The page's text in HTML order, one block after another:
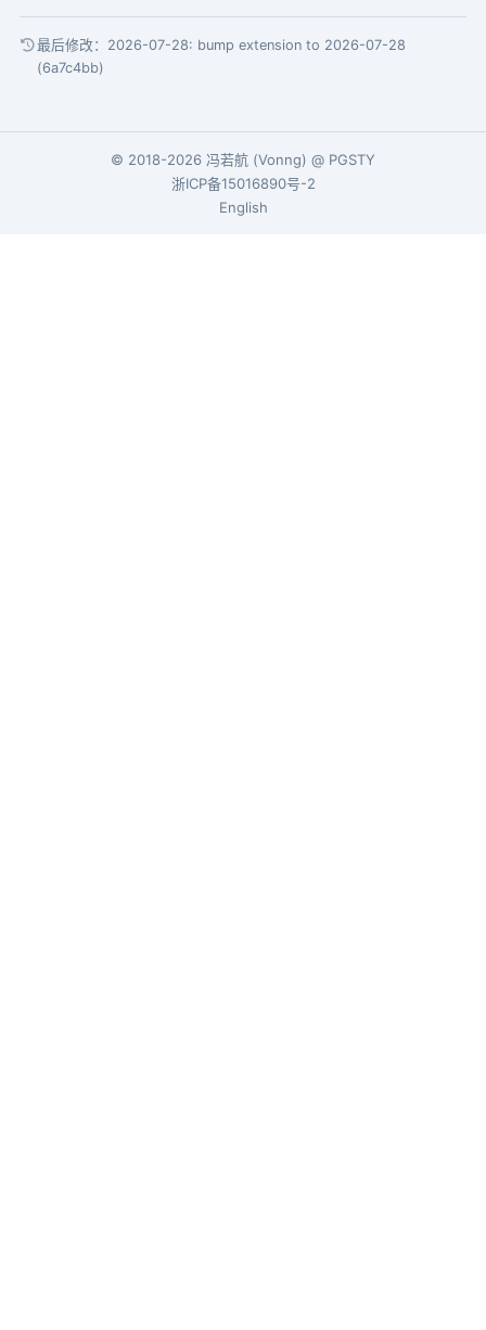
最后修改：2026-07-28: bump extension to 2026-07-28
(6a7c4bb)
© 2018-2026 冯若航 (Vonng) @ PGSTY
浙ICP备15016890号-2
English